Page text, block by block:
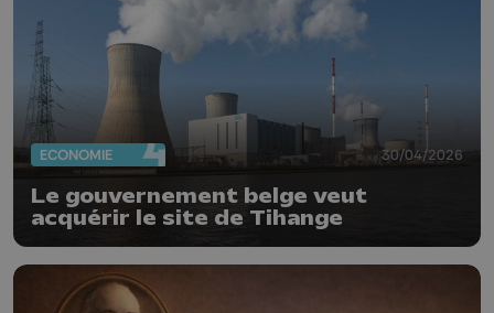
ECONOMIE 30/04/2026
Le gouvernement belge veut
acquérir le site de Tihange